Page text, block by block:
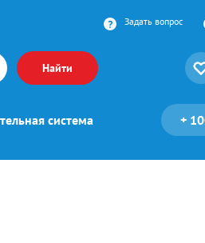
Задать вопрос
Найти
система +